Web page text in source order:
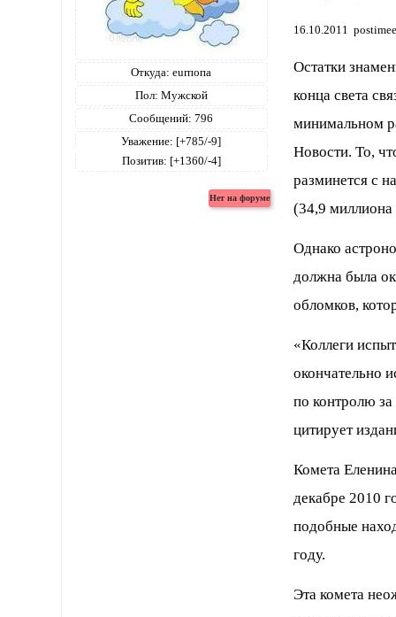
Откуда: eurпопа
Пол: Мужской
Сообщений: 796
Уважение: [+785/-9]
Позитив: [+1360/-4]
16.10.2011
Остатки
конца света
минимальном
Новости. То,
разминется с
(34,9 миллиона
Однако
должна была
обломков,
«Коллеги
окончательно
по контролю
цитирует
Комета
декабре 2010
подобные
году.
Эта комета